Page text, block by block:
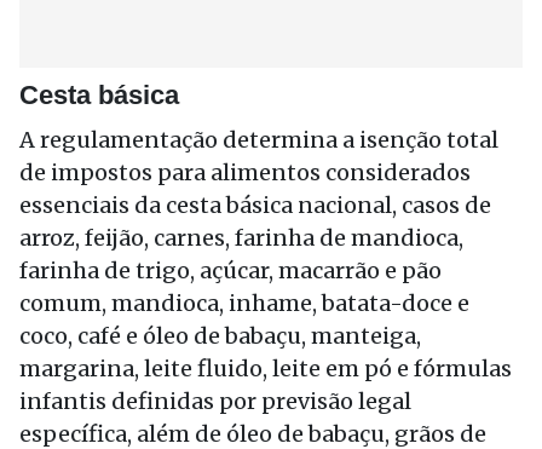
Cesta básica
A regulamentação determina a isenção total
de impostos para alimentos considerados
essenciais da cesta básica nacional, casos de
arroz, feijão, carnes, farinha de mandioca,
farinha de trigo, açúcar, macarrão e pão
comum, mandioca, inhame, batata-doce e
coco, café e óleo de babaçu, manteiga,
margarina, leite fluido, leite em pó e fórmulas
infantis definidas por previsão legal
específica, além de óleo de babaçu, grãos de